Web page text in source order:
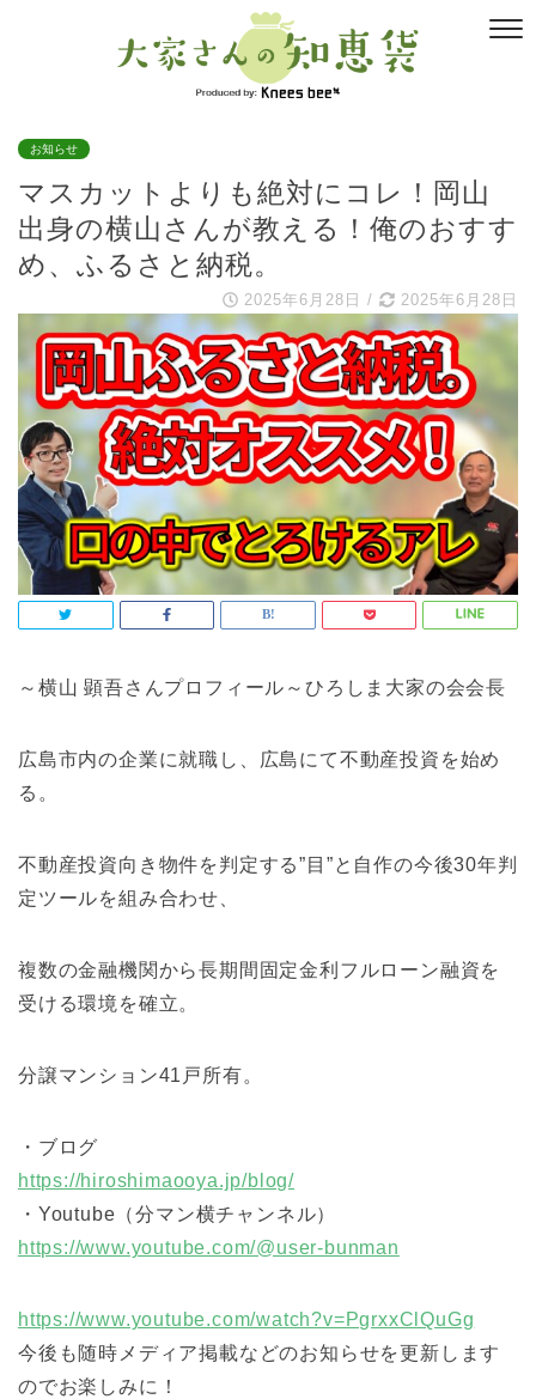
お知らせ
マスカットよりも絶対にコレ！岡山
出身の横山さんが教える！俺のおすす
め、ふるさと納税。
2025年6月28日 / 2025年6月28日
～横山 顕吾さんプロフィール～ひろしま大家の会会長
広島市内の企業に就職し、広島にて不動産投資を始め
る。
不動産投資向き物件を判定する”目”と自作の今後30年判
定ツールを組み合わせ、
複数の金融機関から長期間固定金利フルローン融資を
受ける環境を確立。
分譲マンション41戸所有。
・ブログ
https://hiroshimaooya.jp/blog/
・Youtube（分マン横チャンネル）
https://www.youtube.com/@user-bunman
https://www.youtube.com/watch?v=PgrxxClQuGg
今後も随時メディア掲載などのお知らせを更新します
のでお楽しみに！